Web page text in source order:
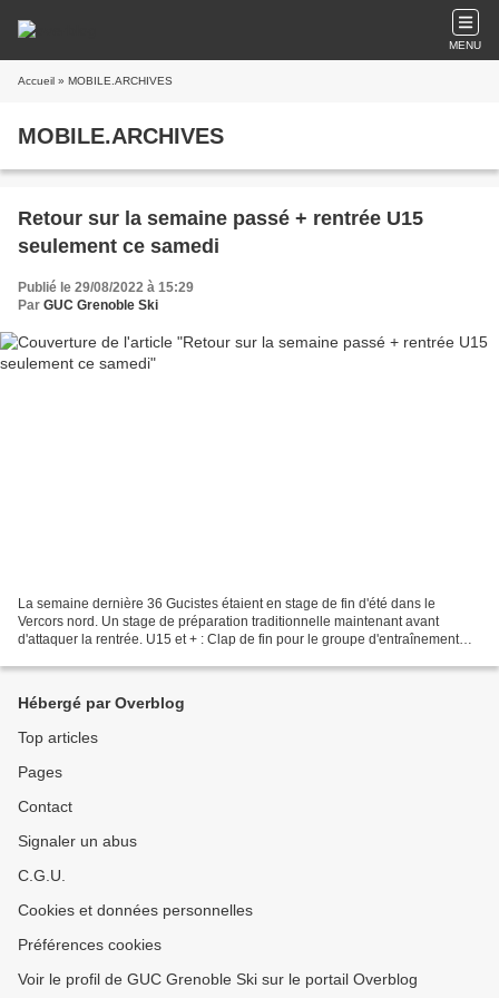
MENU
Accueil » MOBILE.ARCHIVES
MOBILE.ARCHIVES
Retour sur la semaine passé + rentrée U15
seulement ce samedi
Publié le 29/08/2022 à 15:29
Par GUC Grenoble Ski
La semaine dernière 36 Gucistes étaient en stage de fin d'été dans le
Vercors nord. Un stage de préparation traditionnelle maintenant avant
d'attaquer la rentrée. U15 et + : Clap de fin pour le groupe d'entraînement
Hébergé par Overblog
Top articles
Pages
Contact
Signaler un abus
C.G.U.
Cookies et données personnelles
Préférences cookies
Voir le profil de GUC Grenoble Ski sur le portail Overblog